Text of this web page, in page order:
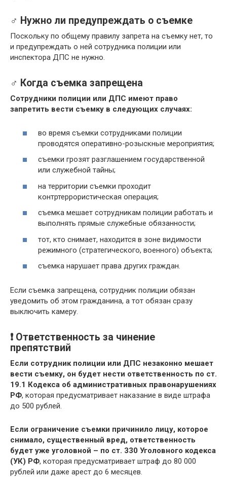
‍♂️ Нужно ли предупреждать о съемке
Поскольку по общему правилу запрета на съемку нет, то
и предупреждать о ней сотрудника полиции или
инспектора ДПС не нужно.
‍♂️ Когда съемка запрещена
Сотрудники полиции или ДПС имеют право
запретить вести съемку в следующих случаях:
во время съемки сотрудниками полиции
проводятся оперативно-розыскные мероприятия;
съемки грозят разглашением государственной
или служебной тайны;
на территории съемки проходит
контртеррористическая операция;
съемка мешает сотрудникам полиции работать и
выполнять прямые служебные обязанности;
тот, кто снимает, находится в зоне видимости
режимного (стратегического, военного) объекта;
съемка нарушает права других граждан.
Если съемка запрещена, сотрудник полиции обязан
уведомить об этом гражданина, а тот обязан сразу
выключить камеру.
❗ Ответственность за чинение
препятствий
Если сотрудник полиции или ДПС незаконно мешает
вести съемку, он будет нести ответственность по ст.
19.1 Кодекса об административных правонарушениях
РФ, которая предусматривает наказание в виде штрафа
до 500 рублей.
Если ограничение съемки причинило лицу, которое
снимало, существенный вред, ответственность
будет уже уголовной – по ст. 330 Уголовного кодекса
(УК) РФ, которая предусматривает штраф до 80 000
рублей или даже арест до 6 месяцев.